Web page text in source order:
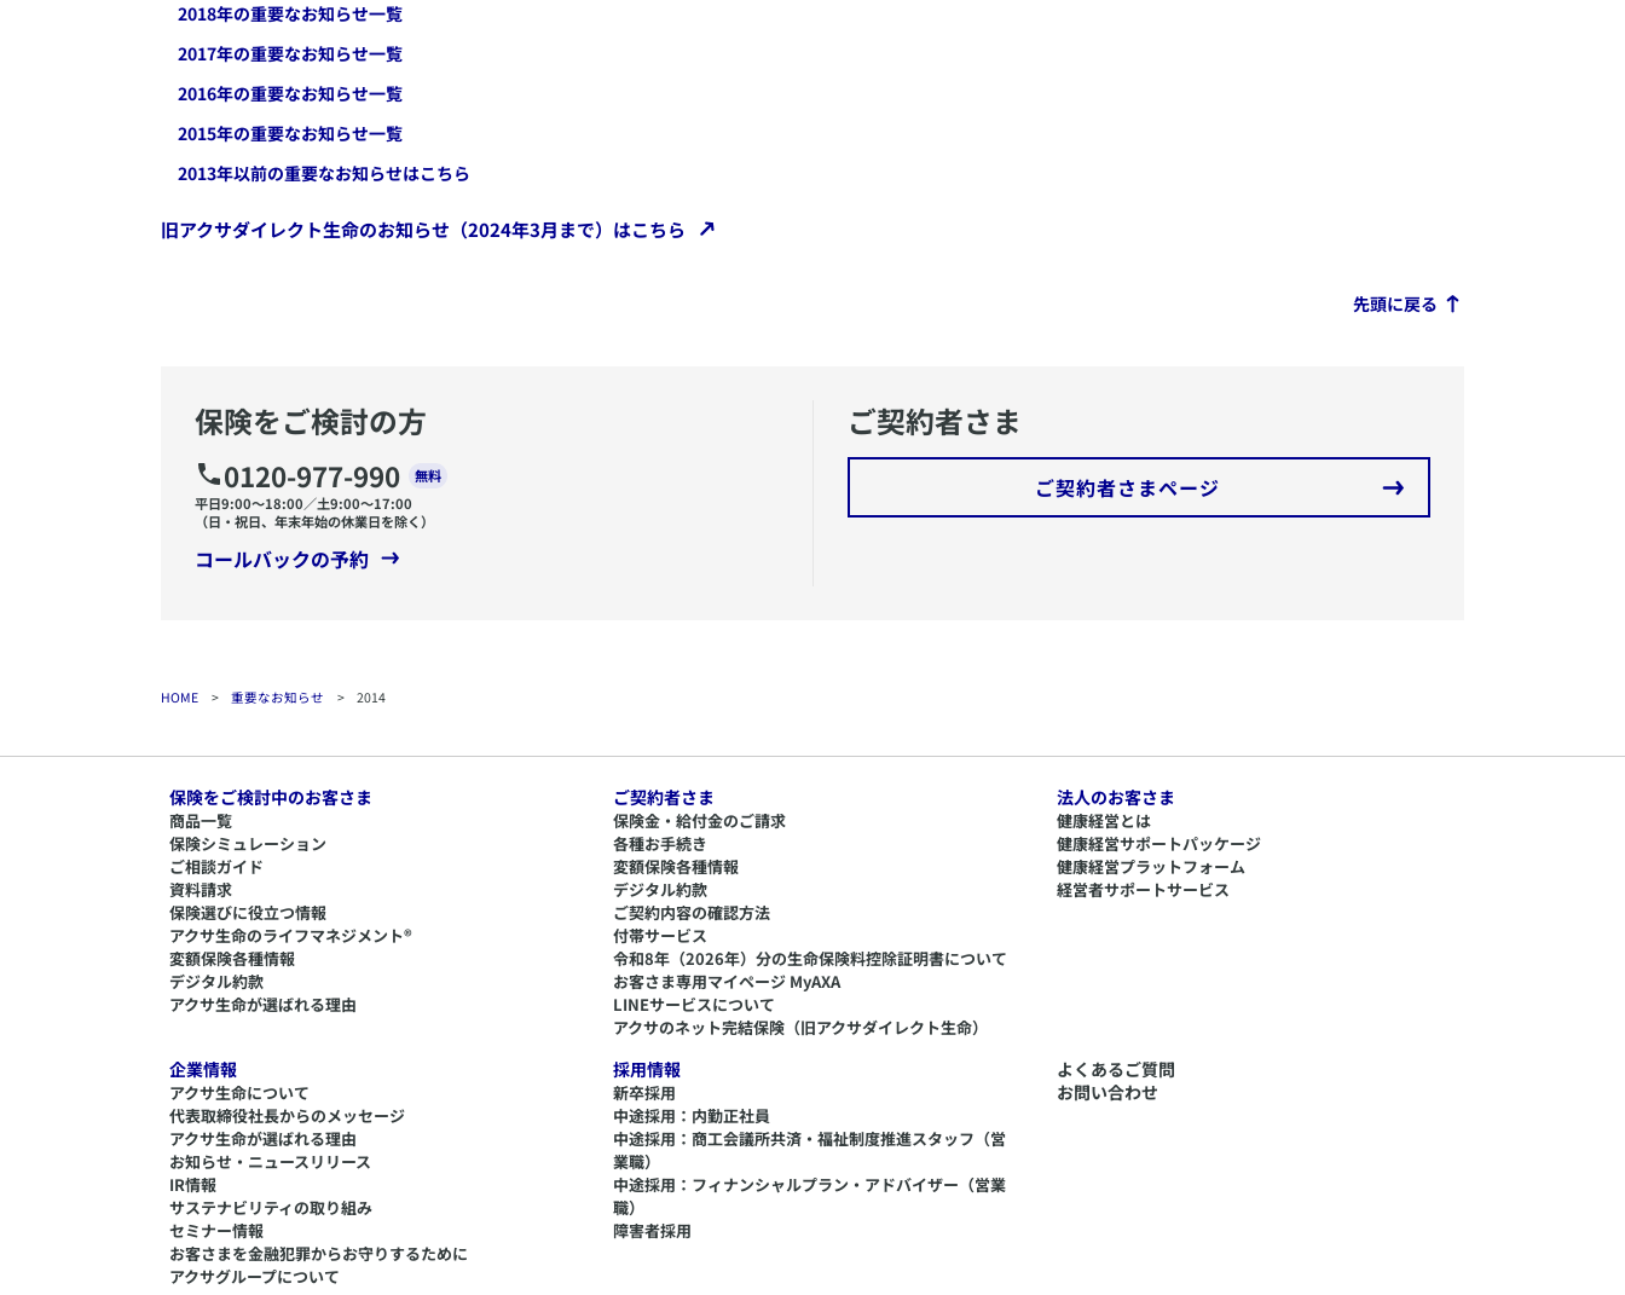
2018年の重要なお知らせ一覧
2017年の重要なお知らせ一覧
2016年の重要なお知らせ一覧
2015年の重要なお知らせ一覧
2013年以前の重要なお知らせはこちら
旧アクサダイレクト生命のお知らせ（2024年3月まで）はこちら
先頭に戻る
保険をご検討の方
0120-977-990
無料
平日9:00〜18:00／土9:00〜17:00
（日・祝日、年末年始の休業日を除く）
コールバックの予約
ご契約者さま
ご契約者さまページ
HOME > 重要なお知らせ > 2014
保険をご検討中のお客さま
商品一覧
保険シミュレーション
ご相談ガイド
資料請求
保険選びに役立つ情報
​アクサ生命のライフマネジメント®
変額保険各種情報
デジタル約款
アクサ生命が選ばれる理由
ご契約者さま
保険金・給付金のご請求
各種お手続き
変額保険各種情報
デジタル約款
ご契約内容の確認方法
付帯サービス
令和8年（2026年）分の生命保険料控除証明書について
​お客さま専用マイページ MyAXA
LINEサービスについて
アクサのネット完結保険（旧アクサダイレクト生命）
法人のお客さま
健康経営とは
健康経営サポートパッケージ
健康経営プラットフォーム
経営者サポートサービス
企業情報
アクサ生命について
代表取締役社長からのメッセージ
アクサ生命が選ばれる理由
お知らせ・ニュースリリース
IR情報
サステナビリティの取り組み
セミナー情報
​お客さまを金融犯罪からお守りするために
アクサグループについて
採用情報
新卒採用
中途採用：内勤正社員
中途採用：商工会議所共済・福祉制度推進スタッフ（営
業職）
中途採用：フィナンシャルプラン・アドバイザー（営業
職）
障害者採用
よくあるご質問
お問い合わせ